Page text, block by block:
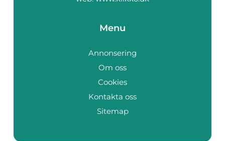
Menu
Annonsering
Om oss
Cookies
Kontakta oss
Sitemap